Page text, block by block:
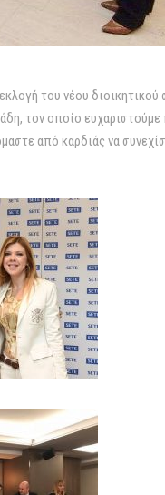
του νέου διοικητικού
τον οποίο
από καρδιάς να